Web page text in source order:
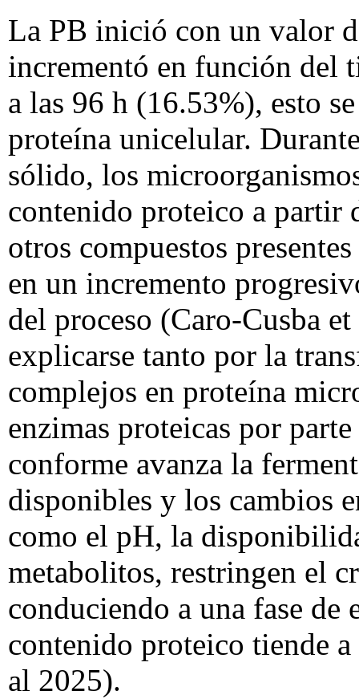
La PB inició con un valor
incrementó en función del
a las 96 h (16.53%), esto
proteína unicelular.
sólido, los
contenido proteico a partir
otros compuestos
en un incremento
del proceso (Caro-Cusba
explicarse tanto por la
complejos en proteína
enzimas proteicas por
conforme avanza la
disponibles y los cambios
como el pH, la
metabolitos, restringen el
conduciendo a una fase
contenido proteico tiende
al 2025).